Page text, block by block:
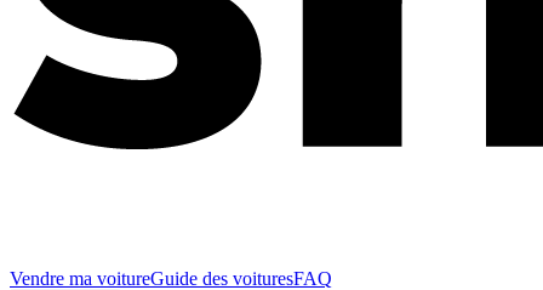
Vendre ma voitureGuide des voituresFAQ